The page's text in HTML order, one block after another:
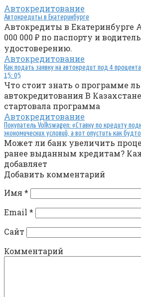
Автокредитование
Автокредиты в Екатеринбурге
Автокредиты в Екатеринбурге
000 000 ₽ по паспорту и
удостоверению.
Автокредитование
Как подать заявку на автокредит под 4
15: 05
Что стоит знать о программе
автокредитования В
стартовала программа
Автокредитование
Покупатель Volkswagen: «Ставку по кредиту
экономических условий, а вот опустить как
Может ли банк увеличить
ранее выданным кредитам?
добавляет
Добавить комментарий
Имя *
Email *
Сайт
Комментарий